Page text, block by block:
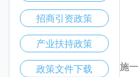
了新的动力。
百色市通过实施
招商引资政策
产业扶持政策
政策文件下载